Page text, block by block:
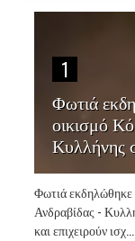
1
Φωτιά
οικισμό
Κυλλήνης
Φωτιά εκδηλώθηκε
Ανδραβίδας -
και επιχειρούν ισχ...